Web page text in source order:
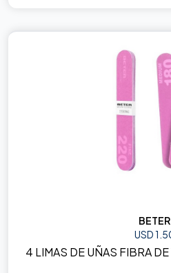
BETER
USD
4 LIMAS DE UÑAS FIBRA